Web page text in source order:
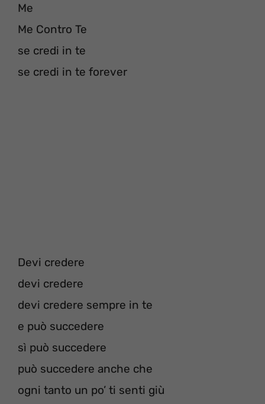
Me
Me Contro Te
se credi in te
se credi in te forever
Devi credere
devi credere
devi credere sempre in te
e può succedere
sì può succedere
può succedere anche che
ogni tanto un po’ ti senti giù